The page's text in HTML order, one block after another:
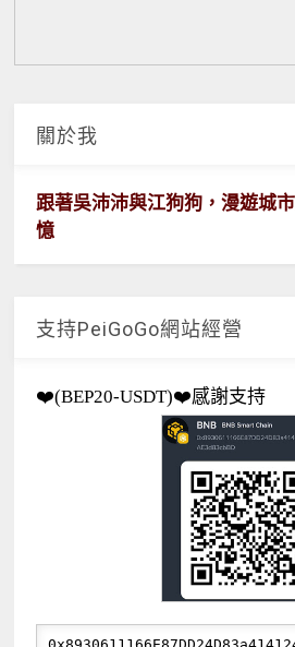
關於我
跟著吳沛沛與江狗狗，漫遊城
憶
支持PeiGoGo網站經營
❤️(BEP20-USDT)❤️感謝支持